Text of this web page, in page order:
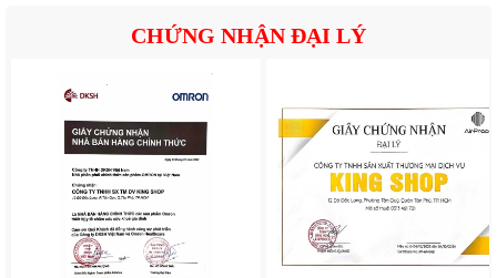
CHỨNG NHẬN ĐẠI LÝ